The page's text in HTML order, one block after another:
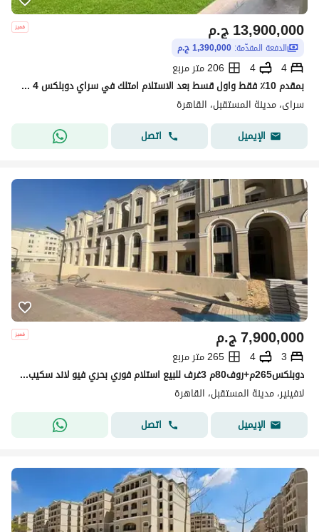
ج.م13,900,000
الدفعة المقدّمة: 1,390,000 ج.م
4
4
206 متر مربع
بمقدم 10٪ فقط واول قسط بعد الاستلام امتلك في سراي دوبلكس 4 غرف ارضي بجاردن 118م ب للبيع - Sarai New Cairo by MNHD
سراى، مدينة المستقبل، القاهرة
الإيميل
اتصل
ج.م7,900,000
3
4
265 متر مربع
دوبلكس265م+روف80م 3غرف للبيع استلام فوري بحري فيو لاند سكيب لافينير مدينة المستقبفل بجانب مدينتي Lavenir Almostakbal City
لافينير، مدينة المستقبل، القاهرة
الإيميل
اتصل